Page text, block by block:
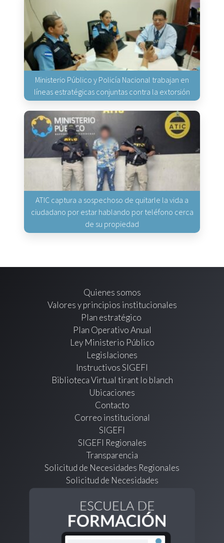
Ministerio Público y Policía Nacional trabajan en
líneas estratégicas conjuntas contra la extorsión
ATIC captura a sospechoso de quitarle la vida a
ciudadano por estar hablando por teléfono cerca
de su propiedad
Quienes somos
Valores y principios institucionales
Plan estratégico
Plan Operativo Anual
Ley Ministerio Público
Legislaciones
Instructivos SIGEFI
Biblioteca Virtual tirant lo blanch
Ubicaciones
Contacto
Correo institucional
SIGEFI
SIGEFI Regionales
Transparencia
Solicitud de Necesidades Regionales
Solicitud de Necesidades